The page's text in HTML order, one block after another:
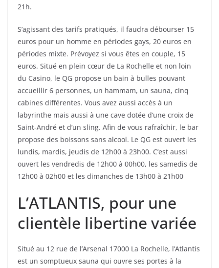
21h.
S’agissant des tarifs pratiqués, il faudra débourser 15
euros pour un homme en périodes gays, 20 euros en
périodes mixte. Prévoyez si vous êtes en couple, 15
euros. Situé en plein cœur de La Rochelle et non loin
du Casino, le QG propose un bain à bulles pouvant
accueillir 6 personnes, un hammam, un sauna, cinq
cabines différentes. Vous avez aussi accès à un
labyrinthe mais aussi à une cave dotée d’une croix de
Saint-André et d’un sling. Afin de vous rafraîchir, le bar
propose des boissons sans alcool. Le QG est ouvert les
lundis, mardis, jeudis de 12h00 à 23h00. C’est aussi
ouvert les vendredis de 12h00 à 00h00, les samedis de
12h00 à 02h00 et les dimanches de 13h00 à 21h00
L’ATLANTIS, pour une
clientèle libertine variée
Situé au 12 rue de l’Arsenal 17000 La Rochelle, l’Atlantis
est un somptueux sauna qui ouvre ses portes à la